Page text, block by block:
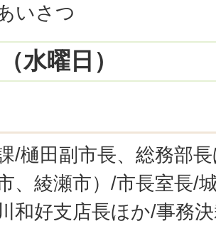
いさつ
水曜日）
/樋田副市長、総務部
、綾瀬市）/市長室長/
和好支店長ほか/事務